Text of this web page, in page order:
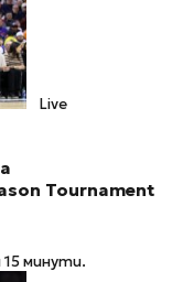
Live
Tournament
минути.